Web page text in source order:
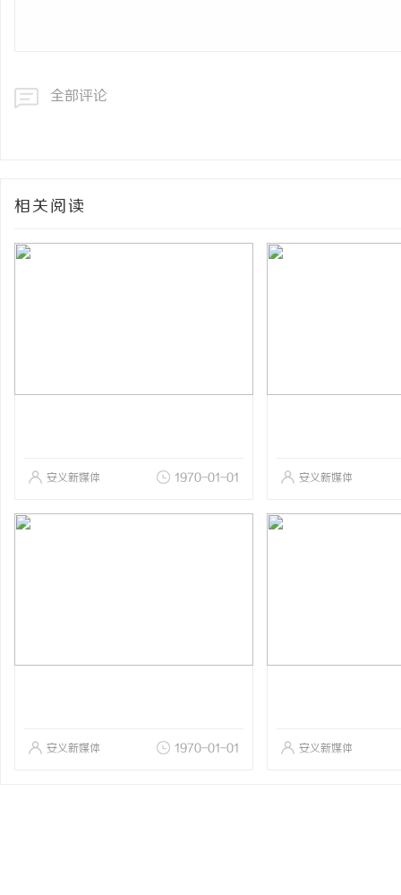
全部评论
相关阅读
安义新媒体 1970-01-01 安义新媒体
安义新媒体 1970-01-01 安义新媒体